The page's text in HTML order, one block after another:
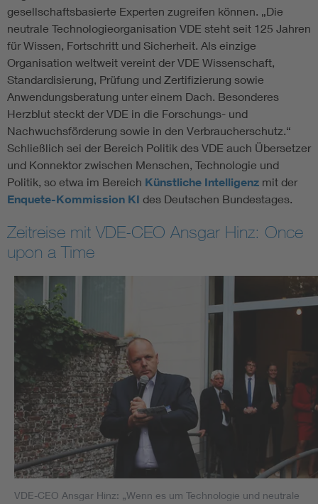
gesellschaftsbasierte Experten zugreifen können. „Die
neutrale Technologieorganisation VDE steht seit 125 Jahren
für Wissen, Fortschritt und Sicherheit. Als einzige
Organisation weltweit vereint der VDE Wissenschaft,
Standardisierung, Prüfung und Zertifizierung sowie
Anwendungsberatung unter einem Dach. Besonderes
Herzblut steckt der VDE in die Forschungs- und
Nachwuchsförderung sowie in den Verbraucherschutz.“
Schließlich sei der Bereich Politik des VDE auch Übersetzer
und Konnektor zwischen Menschen, Technologie und
Politik, so etwa im Bereich Künstliche Intelligenz mit der
Enquete-Kommission KI des Deutschen Bundestages.
Zeitreise mit VDE-CEO Ansgar Hinz: Once
upon a Time
VDE-CEO Ansgar Hinz: „Wenn es um Technologie und neutrale